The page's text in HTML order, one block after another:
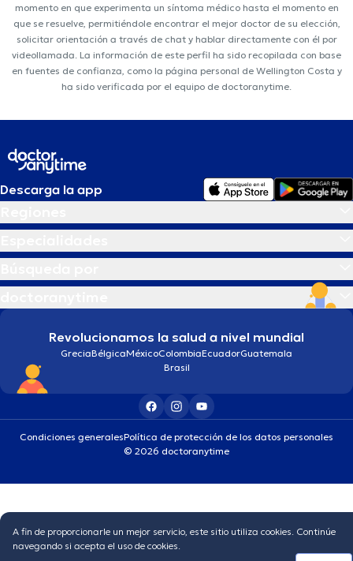
momento en que experimenta un síntoma médico hasta el momento en
que se resuelve, permitiéndole encontrar el mejor doctor de su elección,
solicitar orientación a través de chat y hablar directamente con él por
videollamada. La información de este perfil ha sido recopilada con base
en fuentes de confianza, como la página personal de Wellington Costa y
ha sido verificada por el equipo de doctoranytime.
Descarga la app
Revolucionamos la salud a nivel mundial
GreciaBélgicaMéxicoColombiaEcuadorGuatemala
Brasil
Condiciones generalesPolítica de protección de los datos personales
© 2026 doctoranytime
A fin de proporcionarle un mejor servicio, este sitio utiliza cookies. Continúe
navegando si acepta el uso de cookies.